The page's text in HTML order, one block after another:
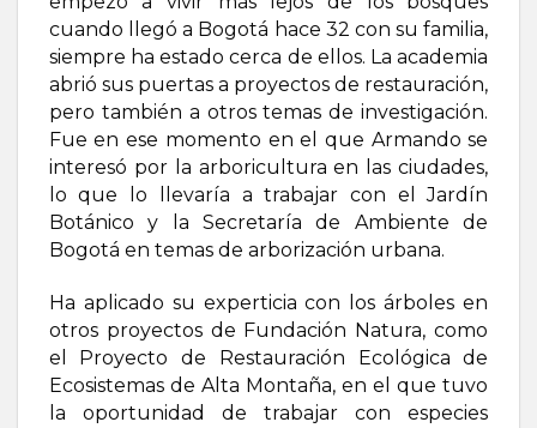
cuando llegó a Bogotá hace 32 con su familia,
siempre ha estado cerca de ellos. La academia
abrió sus puertas a proyectos de restauración,
pero también a otros temas de investigación.
Fue en ese momento en el que Armando se
interesó por la arboricultura en las ciudades,
lo que lo llevaría a trabajar con el Jardín
Botánico y la Secretaría de Ambiente de
Bogotá en temas de arborización urbana.
Ha aplicado su experticia con los árboles en
otros proyectos de Fundación Natura, como
el Proyecto de Restauración Ecológica de
Ecosistemas de Alta Montaña, en el que tuvo
la oportunidad de trabajar con especies